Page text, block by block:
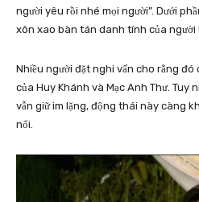
người yêu rồi nhé mọi người”. Dưới
xôn xao bàn tán danh tính của người
Nhiều người đặt nghi vấn cho rằng
của Huy Khánh và Mạc Anh Thư. Tuy
vẫn giữ im lặng, động thái này càng
nổi.